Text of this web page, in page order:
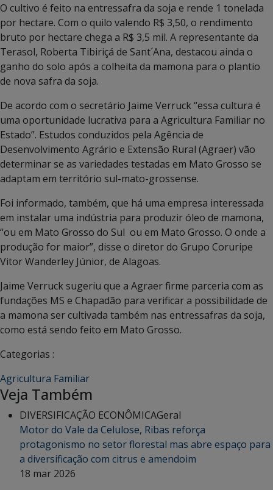
O cultivo é feito na entressafra da soja e rende 1 tonelada
por hectare. Com o quilo valendo R$ 3,50, o rendimento
bruto por hectare chega a R$ 3,5 mil. A representante da
Terasol, Roberta Tibiriçá de Sant´Ana, destacou ainda o
ganho do solo após a colheita da mamona para o plantio
de nova safra da soja.
De acordo com o secretário Jaime Verruck “essa cultura é
uma oportunidade lucrativa para a Agricultura Familiar no
Estado”. Estudos conduzidos pela Agência de
Desenvolvimento Agrário e Extensão Rural (Agraer) vão
determinar se as variedades testadas em Mato Grosso se
adaptam em território sul-mato-grossense.
Foi informado, também, que há uma empresa interessada
em instalar uma indústria para produzir óleo de mamona,
“ou em Mato Grosso do Sul ou em Mato Grosso. O onde a
produção for maior”, disse o diretor do Grupo Coruripe
Vitor Wanderley Júnior, de Alagoas.
Jaime Verruck sugeriu que a Agraer firme parceria com as
fundações MS e Chapadão para verificar a possibilidade de
a mamona ser cultivada também nas entressafras da soja,
como está sendo feito em Mato Grosso.
Categorias :
Agricultura Familiar
Veja Também
DIVERSIFICAÇÃO ECONÔMICAGeral
Motor do Vale da Celulose, Ribas reforça
protagonismo no setor florestal mas abre espaço para
a diversificação com citrus e amendoim
18 mar 2026